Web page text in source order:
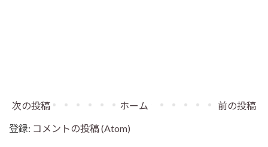
次の投稿 前の投稿
ホーム
登録: コメントの投稿 (Atom)